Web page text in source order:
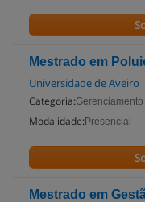
Mestrado em
Universidade de Aveiro
Categoria:Gerenciamento
Modalidade: Presencial
Mestrado em